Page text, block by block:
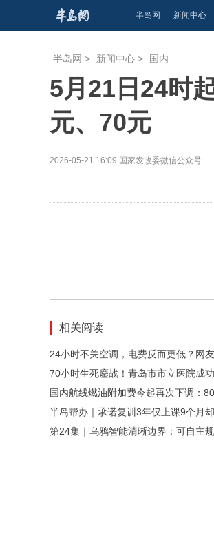
半岛网 新闻中心
半岛网 > 新闻中心 > 国内
5月21日24时
元、70元
2026-05-21 16:09 国家发改委微信公众号
相关阅读
24小时不关空调，电费反而更低？网友